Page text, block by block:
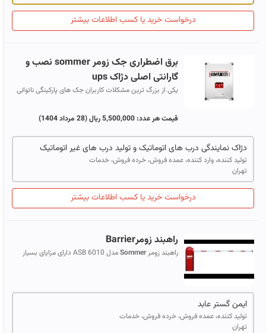
درخواست خرید یا کسب اطلاعات بیشتر
برق اضطراری جک زومرsommerنصب و
گارانتی اصلی دژاک ups
یکی از بزرگ ترین مشکلات کاربران جک های پارکینگی ناتوانی
قیمت هر عدد:5,500,000 ریال (28 مرداد 1404)
دژاک نمایندگی درب های اتوماتیک و تولید درب های غیر اتوماتیک
تولید کننده، وارد کننده، عمده فروش، خرده فروش، خدمات
تهران
درخواست خرید یا کسب اطلاعات بیشتر
راهبند زومرBarrier
راهبند زومرSommer
مدل ASB 6010 دارای مزایای بسیار
ایمن گستر عابد
تولید کننده، عمده فروش، خرده فروش، خدمات
تهران